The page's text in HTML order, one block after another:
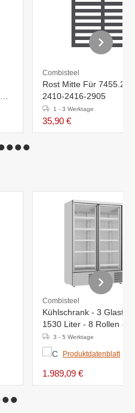
Combisteel
Rost Mitte Für
2410-2416-2905
1 - 3 Werktage
35,90 €
Combisteel
Kühlschrank - 3
1530 Liter - 8 Rollen -
1880x710x(h)1997mm
3 - 5 Werktage
Produktdatenblatt
1.989,09 €